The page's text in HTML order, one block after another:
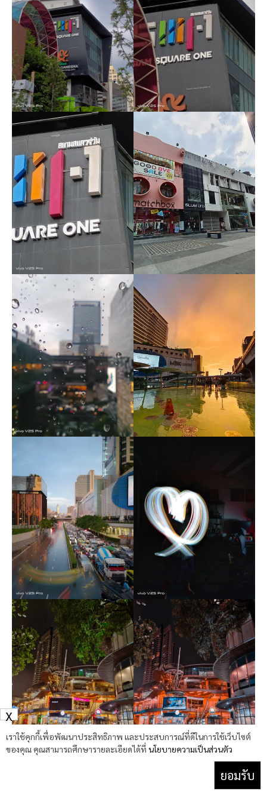
เราใช้คุกกี้เพื่อพัฒนาประสิทธิภาพ และประสบการณ์ที่ดีในการใช้เว็บไซต์
ของคุณ คุณสามารถศึกษารายละเอียดได้ที่ นโยบายความเป็นส่วนตัว
ยอมรับ
X